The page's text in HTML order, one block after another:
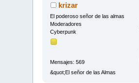
krizar
El poderoso señor de las almas
Moderadores
Cyberpunk
Mensajes: 569
&quot;El señor de las Almas